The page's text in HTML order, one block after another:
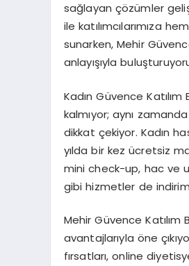
sağlayan çözümler
ile katılımcılarımıza
sunarken, Mehir
anlayışıyla
Kadın Güvence
kalmıyor; aynı
dikkat çekiyor. Kadın
yılda bir kez ücretsiz
mini check-up, hac ve
gibi hizmetler de
Mehir Güvence Katılım
avantajlarıyla öne
fırsatları, online